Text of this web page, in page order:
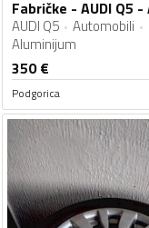
AUDI Q5
Automobili
Aluminijum
350€
Podgorica